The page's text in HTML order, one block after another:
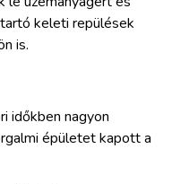
keleti repülések
is.
időkben nagyon
épületet kapott a